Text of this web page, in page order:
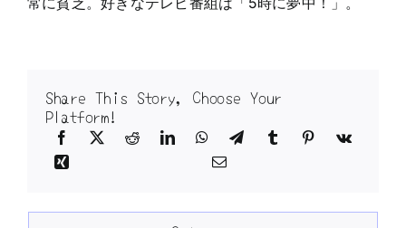
Share This Story, Choose Your
Platform!